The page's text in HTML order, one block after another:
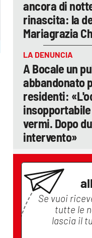
ancora di
rinascita: la
Mariagrazia
LA DENUNCIA
A Bocale un
abbandonato
residenti:
vermi. Dopo
intervento»
Se vuoi
tutte le
lascia il